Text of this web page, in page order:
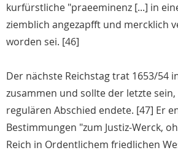
kurfürstliche "praeeminenz [...] in
ziemblich angezapfft und mercklich
worden sei. [46]
Der nächste Reichstag trat 1653/54
zusammen und sollte der letzte
regulären Abschied endete. [47] Er
Bestimmungen "zum Justiz-Werck,
Reich in Ordentlichem friedlichen